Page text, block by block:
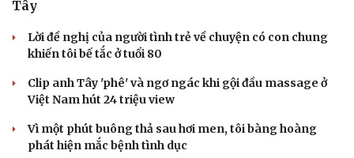
Tây
Lời đề nghị của người tình trẻ về chuyện có con chung
khiến tôi bế tắc ở tuổi 80
Clip anh Tây 'phê' và ngơ ngác khi gội đầu massage ở
Việt Nam hút 24 triệu view
Vì một phút buông thả sau hơi men, tôi bàng hoàng
phát hiện mắc bệnh tình dục